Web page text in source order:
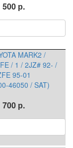
500 р.
MARK2 /
/ 1 / 2JZ# 92- /
95-01
46050 / SAT)
700 р.